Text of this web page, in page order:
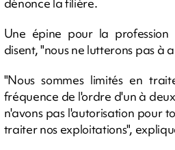
Une épine pour la
disent, "nous ne lutterons pas à
"Nous sommes limités en
fréquence de l'ordre d'un à
n'avons pas l'autorisation pour
traiter nos exploitations",